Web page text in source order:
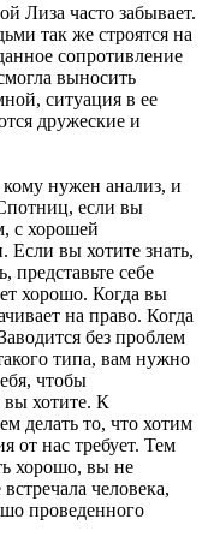
Лиза часто забывает.
так же строятся на
сопротивление
выносить
ситуация в ее
дружеские и
нужен анализ, и
если вы
с хорошей
Если вы хотите знать,
представьте себе
хорошо. Когда вы
на право. Когда
без проблем
типа, вам нужно
чтобы
вы хотите. К
делать то, что хотим
от нас требует. Тем
хорошо, вы не
человека,
проведенного